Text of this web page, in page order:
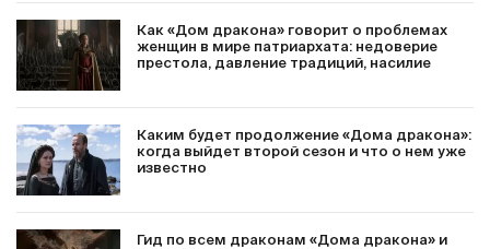
Как «Дом дракона» говорит о проблемах
женщин в мире патриархата: недоверие
престола, давление традиций, насилие
Каким будет продолжение «Дома дракона»:
когда выйдет второй сезон и что о нем уже
известно
Гид по всем драконам «Дома дракона» и